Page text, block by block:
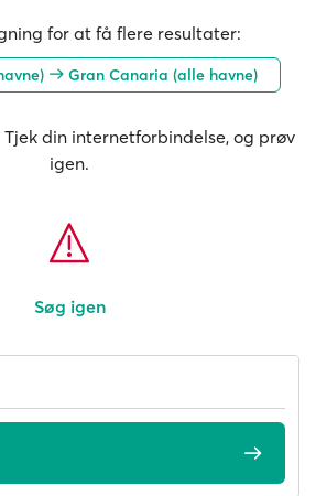
for at få flere resultater:
Gran Canaria (alle havne)
din internetforbindelse, og prøv
igen.
Søg igen